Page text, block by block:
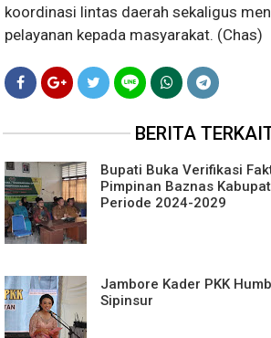
koordinasi lintas daerah sekaligus
pelayanan kepada masyarakat. (Chas)
BERITA
Bupati Buka Verifikasi
Pimpinan Baznas
Periode 2024-2029
Jambore Kader PKK
Sipinsur